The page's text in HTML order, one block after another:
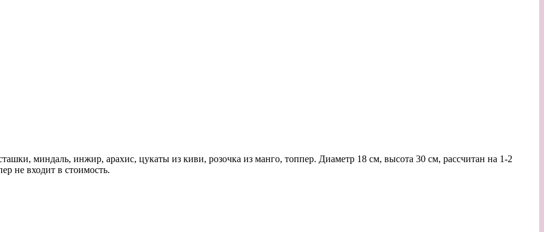
миндаль, инжир, арахис, цукаты из киви, розочка из манго, топпер. Диаметр 18 см, высота 30 см, рассчитан на 1-2
не входит в стоимость.